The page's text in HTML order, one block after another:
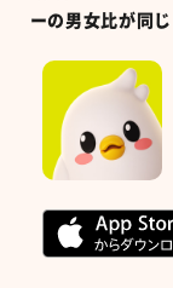
ーの男女比が同じ